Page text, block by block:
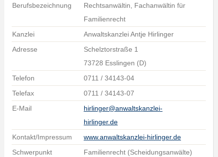
Berufsbezeichnung
Rechtsanwältin, Fachanwältin für
Familienrecht
Kanzlei
Anwaltskanzlei Antje Hirlinger
Adresse
Schelztorstraße 1
73728 Esslingen (D)
Telefon
0711 / 34143-04
Telefax
0711 / 34143-07
E-Mail
hirlinger@anwaltskanzlei-
hirlinger.de
Kontakt/Impressum
www.anwaltskanzlei-hirlinger.de
Schwerpunkt
Familienrecht (Scheidungsanwälte)